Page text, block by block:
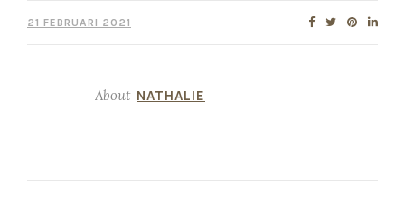
21 FEBRUARI 2021
About NATHALIE